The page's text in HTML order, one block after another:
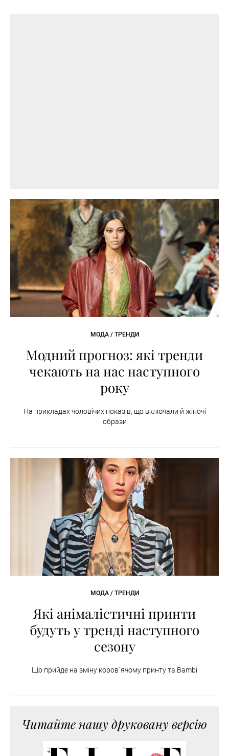
МОДА / ТРЕНДИ
Модний прогноз: які тренди
чекають на нас наступного
року
На прикладах чоловічих показів, що включали й жіночі
образи
МОДА / ТРЕНДИ
Які анімалістичні принти
будуть у тренді наступного
сезону
Що прийде на зміну коров`ячому принту та Bambi
Читайте нашу друковану версію